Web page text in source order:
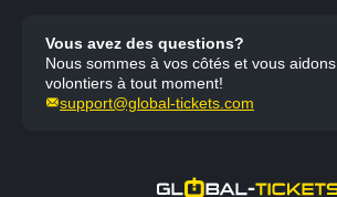
Vous avez des questions?
Nous sommes à vos côtés et vous aidons
volontiers à tout moment!
support@global-tickets.com